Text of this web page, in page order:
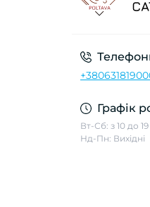
Графік
Вт-Сб: з 10 до 19
Нд-Пн: Вихідні